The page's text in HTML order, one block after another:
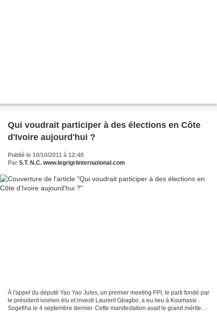
Qui voudrait participer à des élections en Côte
d'Ivoire aujourd'hui ?
Publié le 10/10/2011 à 12:40
Par S.T. N.C. www.legrigriinternational.com
À l'appel du député Yao Yao Jules, un premier meeting FPI, le parti fondé par
le président ivoirien élu et investi Laurent Gbagbo, a eu lieu à Koumassi
Sogefiha le 4 septembre dernier. Cette manifestation avait le grand mérite